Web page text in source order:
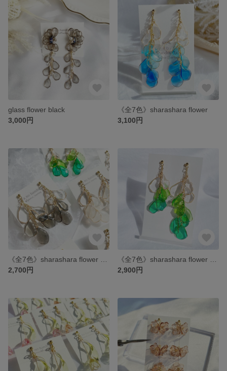
glass flower black
3,000円
《全7色》sharashara flower
3,100円
2,700円
2,900円